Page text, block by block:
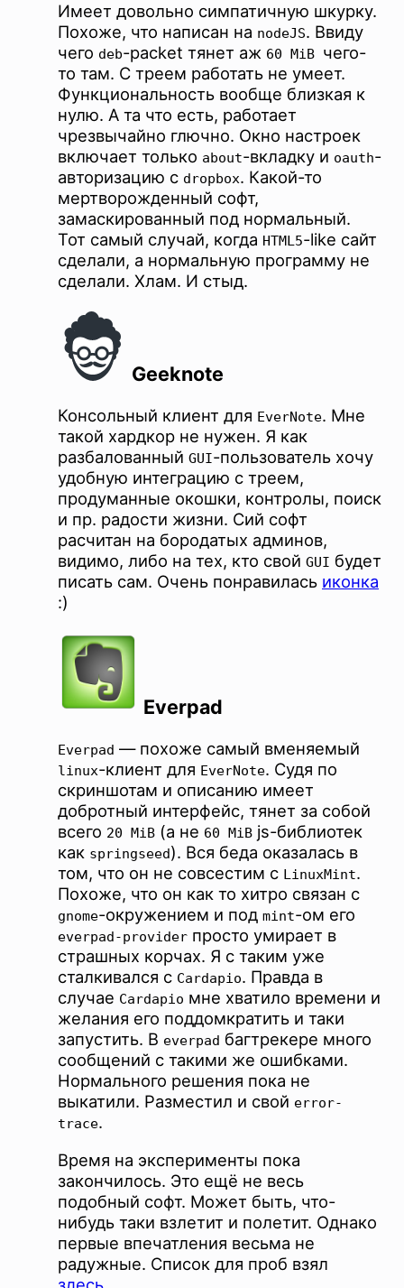
Имеет довольно симпатичную шкурку.
Похоже, что написан на nodeJS. Ввиду
чего deb-packet тянет аж 60 MiB чего-
то там. С треем работать не умеет.
Функциональность вообще близкая к
нулю. А та что есть, работает
чрезвычайно глючно. Окно настроек
включает только about-вкладку и oauth-
авторизацию с dropbox. Какой-то
мертворожденный софт,
замаскированный под нормальный.
Тот самый случай, когда HTML5-like сайт
сделали, а нормальную программу не
сделали. Хлам. И стыд.
Geeknote
Консольный клиент для EverNote. Мне
такой хардкор не нужен. Я как
разбалованный GUI-пользователь хочу
удобную интеграцию с треем,
продуманные окошки, контролы, поиск
и пр. радости жизни. Сий софт
расчитан на бородатых админов,
видимо, либо на тех, кто свой GUI будет
писать сам. Очень понравилась иконка
:)
Everpad
Everpad — похоже самый вменяемый
linux-клиент для EverNote. Судя по
скриншотам и описанию имеет
добротный интерфейс, тянет за собой
всего 20 MiB (а не 60 MiB js-библиотек
как springseed). Вся беда оказалась в
том, что он не совсестим с LinuxMint.
Похоже, что он как то хитро связан с
gnome-окружением и под mint-ом его
everpad-provider просто умирает в
страшных корчах. Я с таким уже
сталкивался с Cardapio. Правда в
случае Cardapio мне хватило времени и
желания его поддомкратить и таки
запустить. В everpad багтрекере много
сообщений с такими же ошибками.
Нормального решения пока не
выкатили. Разместил и свой error-
trace.
Время на эксперименты пока
закончилось. Это ещё не весь
подобный софт. Может быть, что-
нибудь таки взлетит и полетит. Однако
первые впечатления весьма не
радужные. Список для проб взял